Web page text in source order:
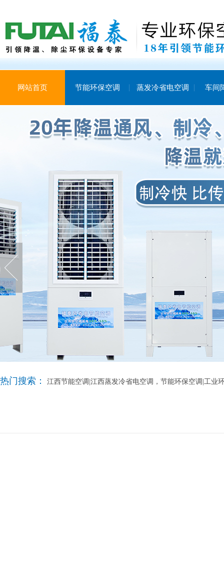
网站首页 节能环保空调 蒸发冷省电空调 车间
热门搜索： 江西节能空调|江西蒸发冷省电空调，节能环保空调|工业